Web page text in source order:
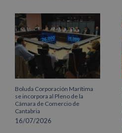
Boluda Corporación Marítima
se incorpora al Pleno de la
Cámara de Comercio de
Cantabria
16/07/2026